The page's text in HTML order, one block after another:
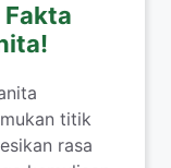
Fakta
titik
rasa